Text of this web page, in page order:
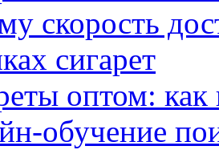
скорость
сигарет
оптом:
обучение